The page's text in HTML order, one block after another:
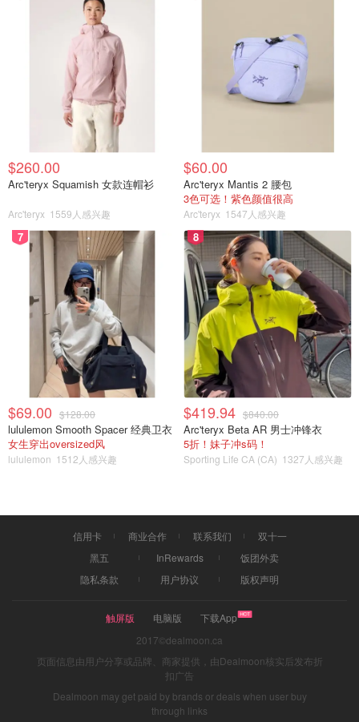
我们感谢她按照指示行事，因为她是自愿不在奥运村过夜
图片来源于ins，版权属于原作者
据报道，离开奥运村后卢安娜入住了凯旋门附近的高档帕斯
特尔酒店 (Hotel Pastel)，并参观了巴黎的许多商店和博物
·纳达尔合了影。
$260.00
Arc'teryx Squamish 女款连帽衫
Arc'teryx 1559人感兴趣
$60.00
Arc'teryx Mantis 2 腰包
3色可选！紫色颜值很高
Arc'teryx 1547人感兴趣
7
$69.00 $128.00
lululemon Smooth Spacer 经典卫衣
女生穿出oversized风
lululemon 1512人感兴趣
8
$419.94 $840.00
Arc'teryx Beta AR 男士冲锋衣
5折！妹子冲s码！
Sporting Life CA (CA) 1327人感兴趣
信用卡 商业合作 联系我们
双十一
黑五
InRewards
饭团外卖
隐私条款
用户协议 版权声明
触屏版 电脑版
下载App
2017©dealmoon.ca
页面信息由用户分享或品牌、商家提供，由Dealmoon核实后发布折
扣广告
Dealmoon may get paid by brands or deals when user buy
through links